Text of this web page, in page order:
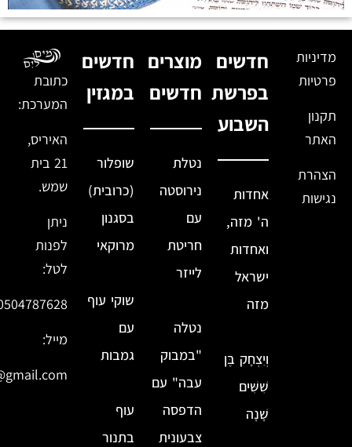
מדיניות
פרטיות
תקנון
האתר
הצהרת
נגישות
חדשים
בפרשת
השבוע
אחדות
ה' מזה,
ואחדות
ישראל
מזה
וְיִצְחָק בֶּן
שִׁשִּׁים
שָׁנָה
מוצרים
חדשים
נטלת
נירוסטה
עם
חריטת
לייזר
נטלה
"במבוק
עבה" עם
הדפסה
צבעונית
חדשים
במגזין
שופלור
(כרובית)
בסגנון
מרוקאי
שוקי עוף
עם
גמבות
עוף
בתנור
כתובת
המערכת:
האיריס,
21 בית
שמש.
ניתן
לפנות
לטל:
מייל: